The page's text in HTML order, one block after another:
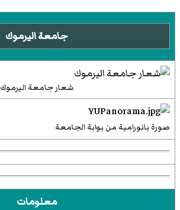
جامعة اليرموك
شعار جامعة اليرموك
صورة بانورامية من بوابة الجامعة
معلومات